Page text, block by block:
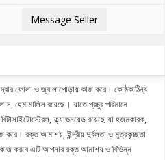
Message Seller
ফোলা ও জ্বালাপোড়ায় কাজ করে। কোষ্ঠকাঠিন্য
হেমামালিস রয়েছে। যাতে প্রচুর পরিমানে
ফ্ল্যাভনয়েড রয়েছে যা হজমকারক,
করে। রক্ত আমাশয়, ইন্দ্রীয় দুর্বলতা ও মূত্রকৃচ্ছতা
করবে এটি আপনার রক্ত আমাশয় ও বিভিন্ন